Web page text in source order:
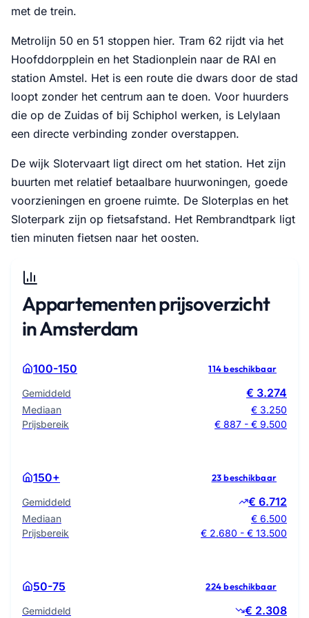
met de trein.
Metrolijn 50 en 51 stoppen hier. Tram 62 rijdt via het
Hoofddorpplein en het Stadionplein naar de RAI en
station Amstel. Het is een route die dwars door de stad
loopt zonder het centrum aan te doen. Voor huurders
die op de Zuidas of bij Schiphol werken, is Lelylaan
een directe verbinding zonder overstappen.
De wijk Slotervaart ligt direct om het station. Het zijn
buurten met relatief betaalbare huurwoningen, goede
voorzieningen en groene ruimte. De Sloterplas en het
Sloterpark zijn op fietsafstand. Het Rembrandtpark ligt
tien minuten fietsen naar het oosten.
Appartementen prijsoverzicht
in Amsterdam
100-150 114 beschikbaar
Gemiddeld € 3.274
Mediaan
€ 3.250
Prijsbereik
€ 887 - € 9.500
150+ 23 beschikbaar
Gemiddeld € 6.712
Mediaan
€ 6.500
Prijsbereik
€ 2.680 - € 13.500
50-75 224 beschikbaar
Gemiddeld € 2.308